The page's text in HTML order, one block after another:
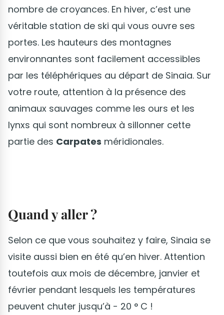
nombre de croyances. En hiver, c’est une
véritable station de ski qui vous ouvre ses
portes. Les hauteurs des montagnes
environnantes sont facilement accessibles
par les téléphériques au départ de Sinaia. Sur
votre route, attention à la présence des
animaux sauvages comme les ours et les
lynxs qui sont nombreux à sillonner cette
partie des Carpates méridionales.
Quand y aller ?
Selon ce que vous souhaitez y faire, Sinaia se
visite aussi bien en été qu’en hiver. Attention
toutefois aux mois de décembre, janvier et
février pendant lesquels les températures
peuvent chuter jusqu’à - 20 ° C !